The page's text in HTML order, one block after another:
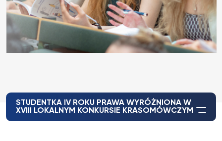
STUDENTKA IV ROKU PRAWA WYRÓŻNIONA W
XVIII LOKALNYM KONKURSIE KRASOMÓWCZYM